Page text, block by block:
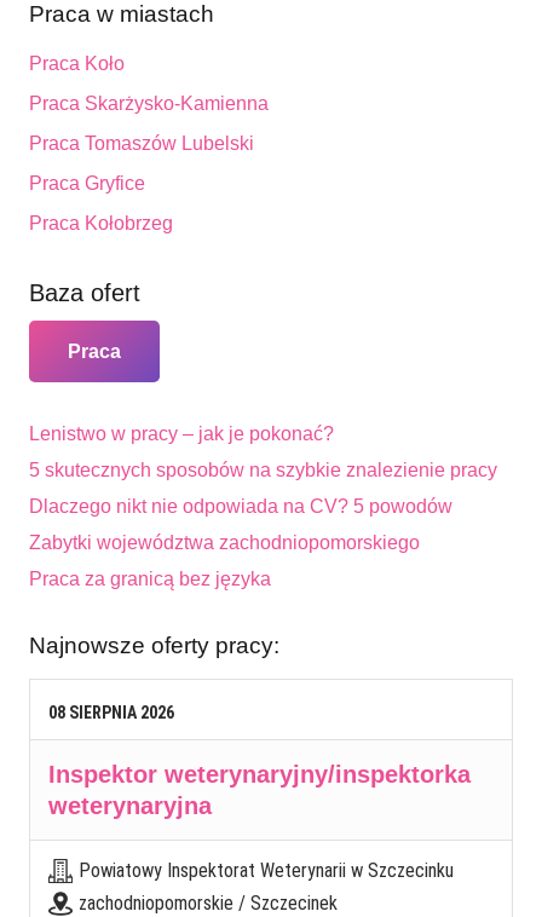
Praca w miastach
Praca Koło
Praca Skarżysko-Kamienna
Praca Tomaszów Lubelski
Praca Gryfice
Praca Kołobrzeg
Baza ofert
Praca
Lenistwo w pracy – jak je pokonać?
5 skutecznych sposobów na szybkie znalezienie pracy
Dlaczego nikt nie odpowiada na CV? 5 powodów
Zabytki województwa zachodniopomorskiego
Praca za granicą bez języka
Najnowsze oferty pracy:
08 SIERPNIA 2026
Inspektor weterynaryjny/inspektorka
weterynaryjna
Powiatowy Inspektorat Weterynarii w Szczecinku
zachodniopomorskie / Szczecinek